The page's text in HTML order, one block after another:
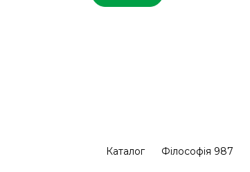
Каталог Філософія 987